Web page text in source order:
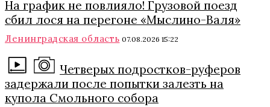
На график не повлияло! Грузовой поезд
сбил лося на перегоне «Мыслино-Валя»
Ленинградская область 07.08.2026 15:22
Четверых подростков-руферов
задержали после попытки залезть на
купола Смольного собора